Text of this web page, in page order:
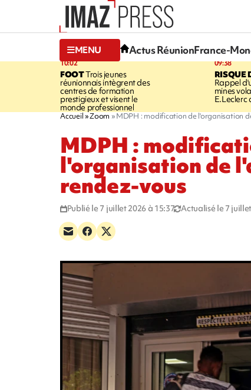
MENU Actus RéunionFrance-
10:02
FOOTTrois jeunes
réunionnais intègrent des
centres de formation
prestigieux et visent le
monde professionnel
09:38
RISQUE
Rappel
mines
E.Leclerc
Accueil Zoom MDPH : modification de l'organisation
MDPH :
l'organisation de
rendez-vous
Publié le 7 juillet 2026 à 15:37 Actualisé le 7